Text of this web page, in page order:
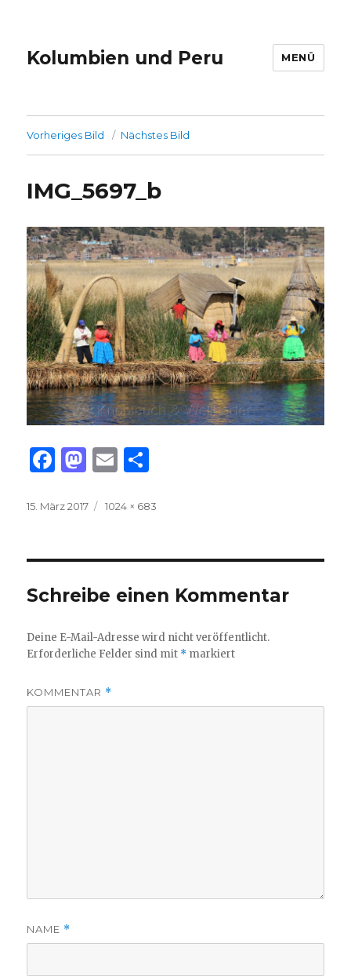
Kolumbien und Peru MENÜ
Vorheriges Bild Nächstes Bild
IMG_5697_b
F
c
b
o
o
k
M
to
o
n
E
ai le
Veröffentlicht
15. März 2017
Volle
1024 × 683
Schreibe einen Kommentar
Deine E-Mail-Adresse wird nicht veröffentlicht.
Erforderliche Felder sind mit * markiert
KOMMENTAR *
NAME *